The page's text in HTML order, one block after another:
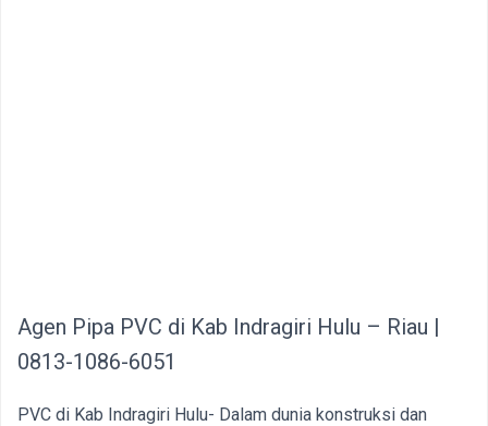
Agen Pipa PVC di Kab Indragiri Hulu – Riau |
0813-1086-6051
PVC di Kab Indragiri Hulu- Dalam dunia konstruksi dan